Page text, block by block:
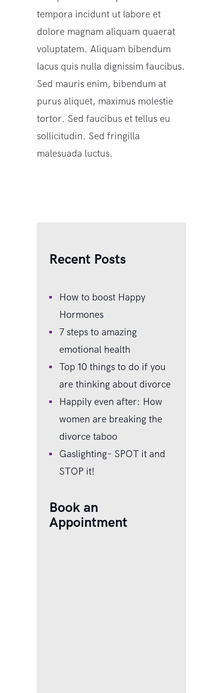
tempora incidunt ut labore et
dolore magnam aliquam quaerat
voluptatem. Aliquam bibendum
lacus quis nulla dignissim faucibus.
Sed mauris enim, bibendum at
purus aliquet, maximus molestie
tortor. Sed faucibus et tellus eu
sollicitudin. Sed fringilla
malesuada luctus.
Recent Posts
How to boost Happy
Hormones
7 steps to amazing
emotional health
Top 10 things to do if you
are thinking about divorce
Happily even after: How
women are breaking the
divorce taboo
Gaslighting– SPOT it and
STOP it!
Book an
Appointment